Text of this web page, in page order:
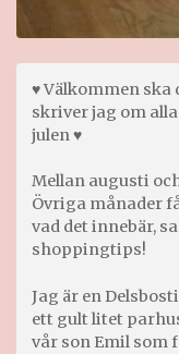
♥ Välkommen
skriver jag om
julen ♥
Mellan augusti
Övriga månader
vad det innebär,
shoppingtips!
Jag är en
ett gult litet
vår son Emil som